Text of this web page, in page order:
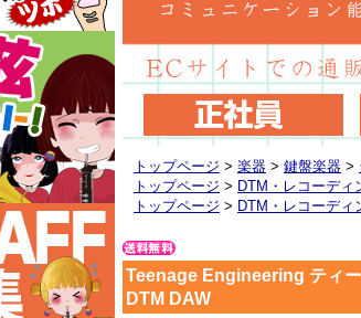
トップページ > 楽器 > 鍵盤楽器 >
トップページ > DTM・レコーディ
トップページ > DTM・レコーディ
Teenage Engineering ティ
DTM DAW